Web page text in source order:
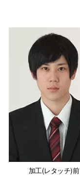
加工(レタッチ)前